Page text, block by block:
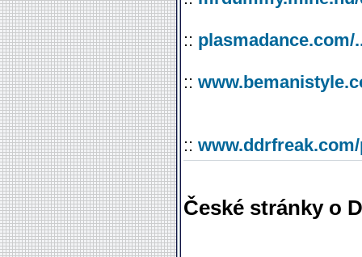
:: plasmadance.com/
::
::
České stránky o